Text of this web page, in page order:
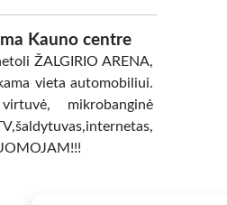
Kauno centre
ŽALGIRIO ARENA,
vieta automobiliui.
mikrobanginė